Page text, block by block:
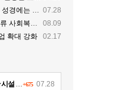
07.28
는 없다…
08.09
시설에 기증
02.17
확대 강화
+675 07.28
추가 확보